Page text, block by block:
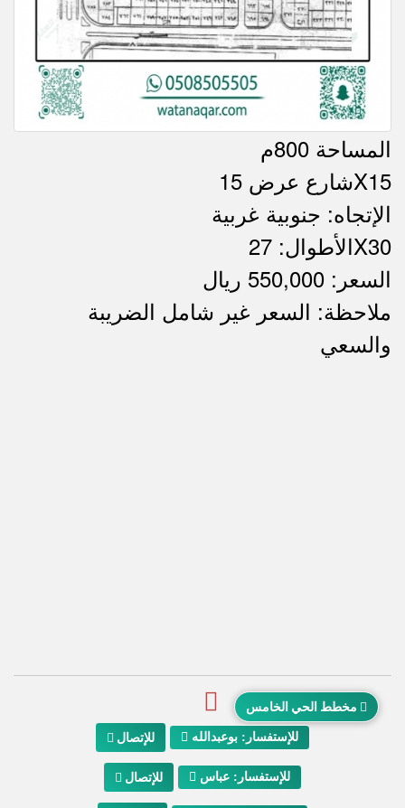
المساحة 800م
شارع عرض 15X15
الإتجاه: جنوبية غربية
الأطوال: 27X30
السعر: 550,000 ريال
ملاحظاتملاحظة: السعر غير شامل الضريبة
والسعي
مخطط الحي الخامس
للإتصال للإستفسار: بوعبدالله
للإتصال للإستفسار: عباس